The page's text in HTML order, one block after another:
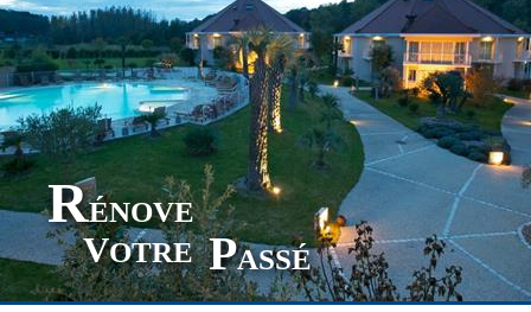
RÉNOVE
VOTRE PASSÉ